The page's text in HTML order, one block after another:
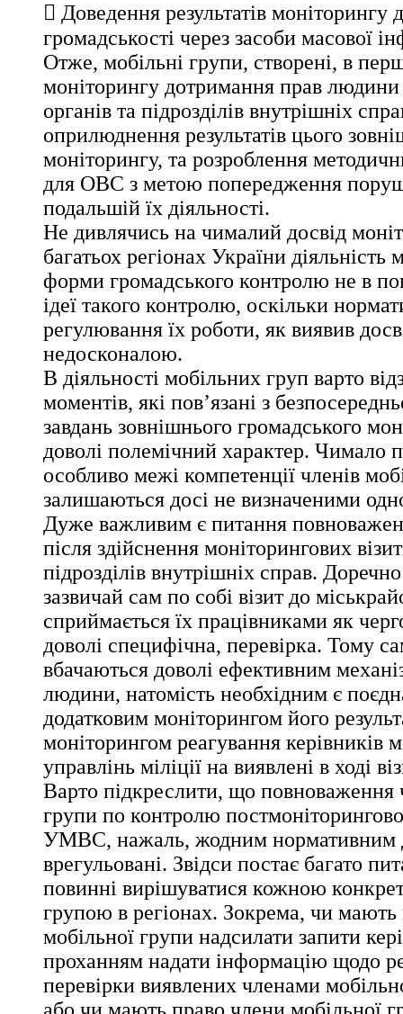
 Доведення результатів моніторингу
громадськості через засоби масової
Отже, мобільні групи, створені, в
моніторингу дотримання прав людини
органів та підрозділів внутрішніх
оприлюднення результатів цього
моніторингу, та розроблення
для ОВС з метою попередження
подальшій їх діяльності.
Не дивлячись на чималий досвід
багатьох регіонах України діяльність
форми громадського контролю не в
ідеї такого контролю, оскільки
регулювання їх роботи, як виявив
недосконалою.
В діяльності мобільних груп варто
моментів, які пов’язані з
завдань зовнішнього громадського
доволі полемічний характер. Чимало
особливо межі компетенції членів
залишаються досі не визначеними
Дуже важливим є питання
після здійснення моніторингових
підрозділів внутрішніх справ.
зазвичай сам по собі візит до
сприймається їх працівниками як
доволі специфічна, перевірка. Тому
вбачаються доволі ефективним
людини, натомість необхідним є
додатковим моніторингом його
моніторингом реагування керівників
управлінь міліції на виявлені в ході
Варто підкреслити, що повноваження
групи по контролю
УМВС, нажаль, жодним нормативним
врегульовані. Звідси постає багато
повинні вирішуватися кожною
групою в регіонах. Зокрема, чи мають
мобільної групи надсилати запити
проханням надати інформацію щодо
перевірки виявлених членами